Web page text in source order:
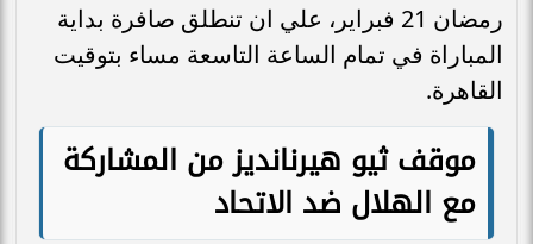
رمضان 21 فبراير، علي ان تنطلق صافرة بداية
المباراة في تمام الساعة التاسعة مساء بتوقيت
القاهرة.
موقف ثيو هيرنانديز من المشاركة
مع الهلال ضد الاتحاد